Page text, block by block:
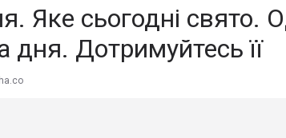
Яке сьогодні cвято.
дня. Дотpимуйтесь її